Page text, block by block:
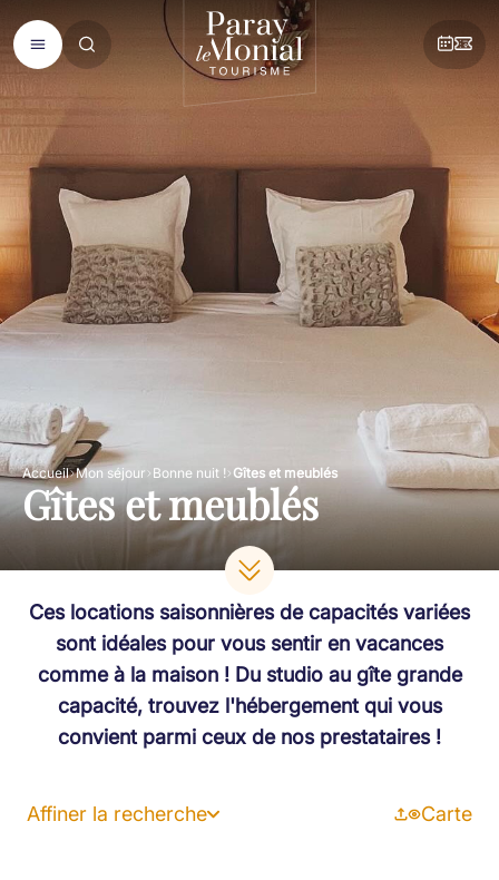
Accueil Mon séjour Bonne nuit ! Gîtes et meublés
Gîtes et meublés
Ces locations saisonnières de capacités variées
sont idéales pour vous sentir en vacances
comme à la maison ! Du studio au gîte grande
capacité, trouvez l'hébergement qui vous
convient parmi ceux de nos prestataires !
Affiner la recherche Carte